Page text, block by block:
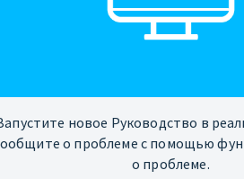
новое Руководство в
о проблеме с помощью
о проблеме.